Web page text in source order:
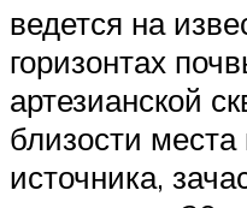
ведется на
горизонтах
артезианской
близости
источника,